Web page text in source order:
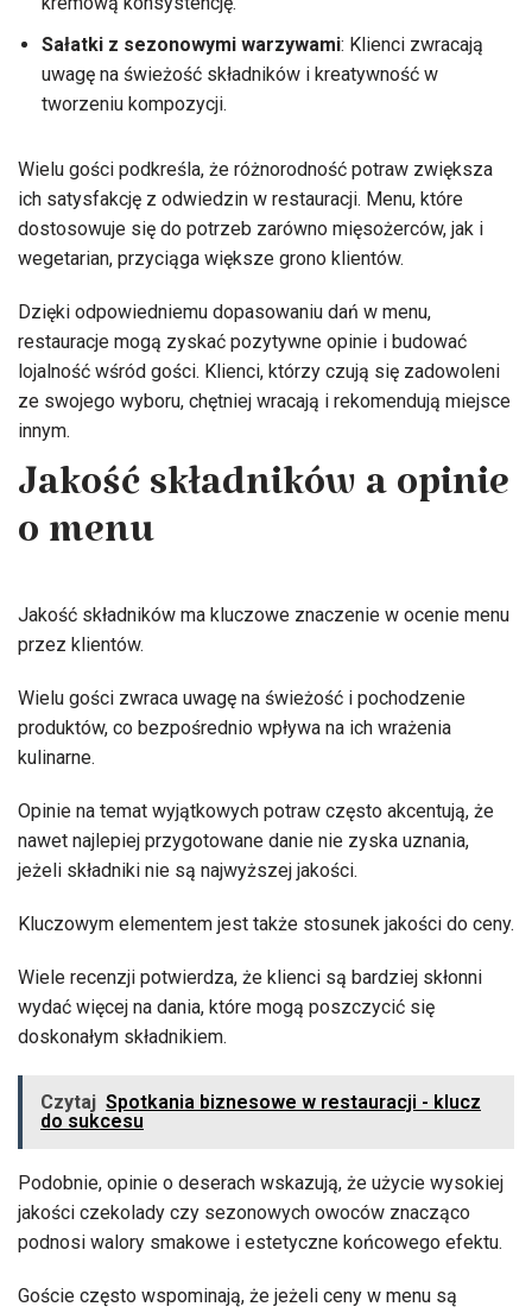
Sałatki z sezonowymi warzywami: Klienci zwracają
uwagę na świeżość składników i kreatywność w
tworzeniu kompozycji.
Wielu gości podkreśla, że różnorodność potraw zwiększa
ich satysfakcję z odwiedzin w restauracji. Menu, które
dostosowuje się do potrzeb zarówno mięsożerców, jak i
wegetarian, przyciąga większe grono klientów.
Dzięki odpowiedniemu dopasowaniu dań w menu,
restauracje mogą zyskać pozytywne opinie i budować
lojalność wśród gości. Klienci, którzy czują się zadowoleni
ze swojego wyboru, chętniej wracają i rekomendują miejsce
innym.
Jakość składników a opinie
o menu
Jakość składników ma kluczowe znaczenie w ocenie menu
przez klientów.
Wielu gości zwraca uwagę na świeżość i pochodzenie
produktów, co bezpośrednio wpływa na ich wrażenia
kulinarne.
Opinie na temat wyjątkowych potraw często akcentują, że
nawet najlepiej przygotowane danie nie zyska uznania,
jeżeli składniki nie są najwyższej jakości.
Kluczowym elementem jest także stosunek jakości do ceny.
Wiele recenzji potwierdza, że klienci są bardziej skłonni
wydać więcej na dania, które mogą poszczycić się
doskonałym składnikiem.
Czytaj Spotkania biznesowe w restauracji - klucz
do sukcesu
Podobnie, opinie o deserach wskazują, że użycie wysokiej
jakości czekolady czy sezonowych owoców znacząco
podnosi walory smakowe i estetyczne końcowego efektu.
Goście często wspominają, że jeżeli ceny w menu są